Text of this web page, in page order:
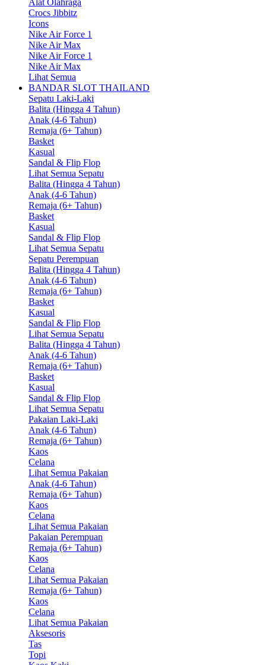
Crocs Jibbitz
Icons
Nike Air Force 1
Nike Air Max
Nike Air Force 1
Nike Air Max
Lihat Semua
BANDAR SLOT THAILAND
Sepatu Laki-Laki
Balita (Hingga 4 Tahun)
Anak (4-6 Tahun)
Remaja (6+ Tahun)
Basket
Kasual
Sandal & Flip Flop
Lihat Semua Sepatu
Balita (Hingga 4 Tahun)
Anak (4-6 Tahun)
Remaja (6+ Tahun)
Basket
Kasual
Sandal & Flip Flop
Lihat Semua Sepatu
Sepatu Perempuan
Balita (Hingga 4 Tahun)
Anak (4-6 Tahun)
Remaja (6+ Tahun)
Basket
Kasual
Sandal & Flip Flop
Lihat Semua Sepatu
Balita (Hingga 4 Tahun)
Anak (4-6 Tahun)
Remaja (6+ Tahun)
Basket
Kasual
Sandal & Flip Flop
Lihat Semua Sepatu
Pakaian Laki-Laki
Anak (4-6 Tahun)
Remaja (6+ Tahun)
Kaos
Celana
Lihat Semua Pakaian
Anak (4-6 Tahun)
Remaja (6+ Tahun)
Kaos
Celana
Lihat Semua Pakaian
Pakaian Perempuan
Remaja (6+ Tahun)
Kaos
Celana
Lihat Semua Pakaian
Remaja (6+ Tahun)
Kaos
Celana
Lihat Semua Pakaian
Aksesoris
Tas
Topi